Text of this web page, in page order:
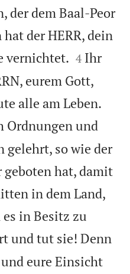
der dem Baal-Peor
der HERR, dein
vernichtet. 

4 Ihr
eurem Gott,
alle am Leben.
Ordnungen und
gelehrt, so wie der
geboten hat, damit
in dem Land,
in Besitz zu
und tut sie! Denn
eure Einsicht